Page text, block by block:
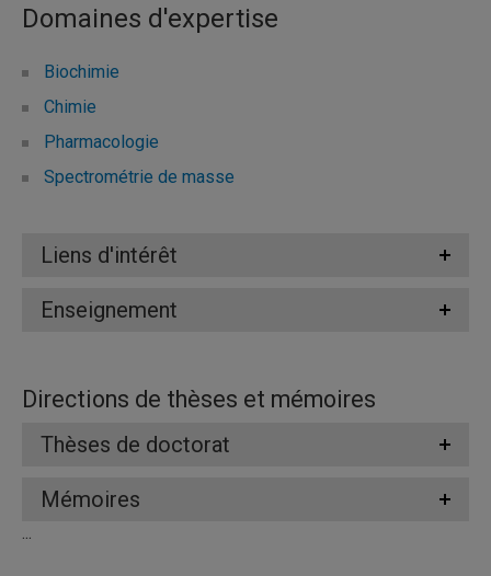
Domaines d'expertise
Biochimie
Chimie
Pharmacologie
Spectrométrie de masse
Liens d'intérêt
Enseignement
Directions de thèses et mémoires
Thèses de doctorat
Mémoires
...